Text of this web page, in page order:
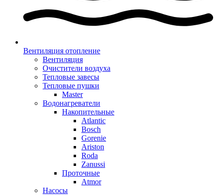
Вентиляция отопление
Вентиляция
Очистители воздуха
Тепловые завесы
Тепловые пушки
Master
Водонагреватели
Накопительные
Atlantic
Bosch
Gorenie
Ariston
Roda
Zanussi
Проточные
Atmor
Насосы